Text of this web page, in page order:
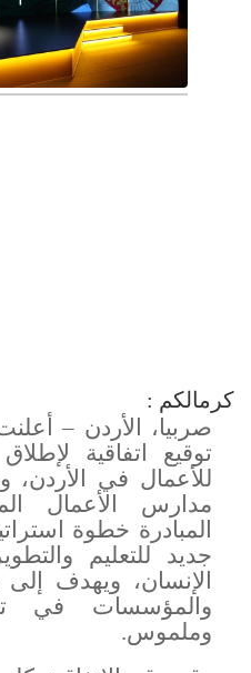
كرمالكم :
صربيا، الأردن –
توقيع اتفاقية
للأعمال في
مدارس الأعمال
المبادرة خطوة
جديد للتعليم
الإنسان، ويهدف إلى
والمؤسسات في
وملموس.